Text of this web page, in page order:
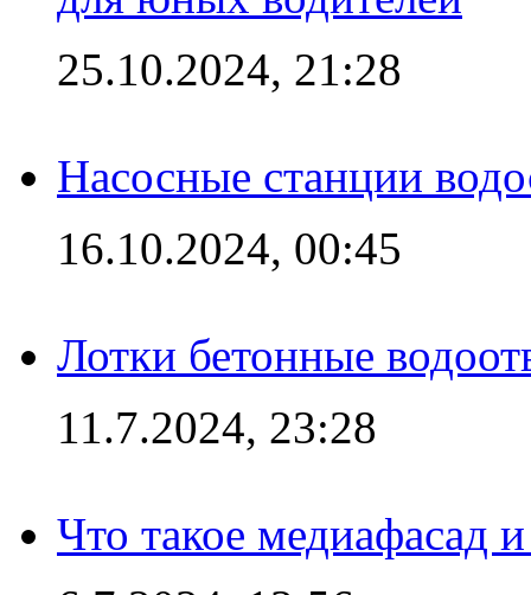
25.10.2024, 21:28
Насосные станции
16.10.2024, 00:45
Лотки бетонные
11.7.2024, 23:28
Что такое медиафасад